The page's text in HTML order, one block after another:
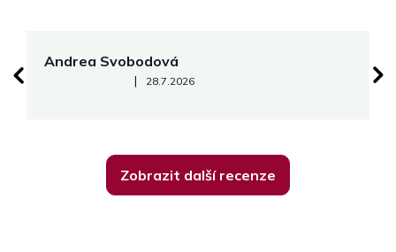
Andrea Svobodová
Hodnocení obchodu je 5 z 5 hvězdiček.
| 28.7.2026
Zobrazit další recenze